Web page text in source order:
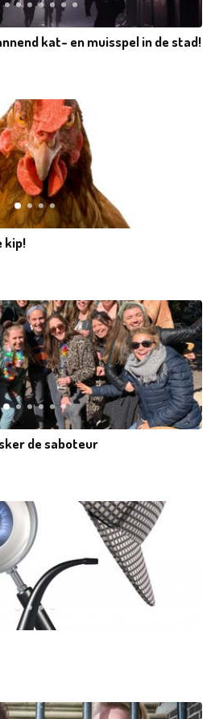
kat- en muisspel in de stad!
kip!
de saboteur